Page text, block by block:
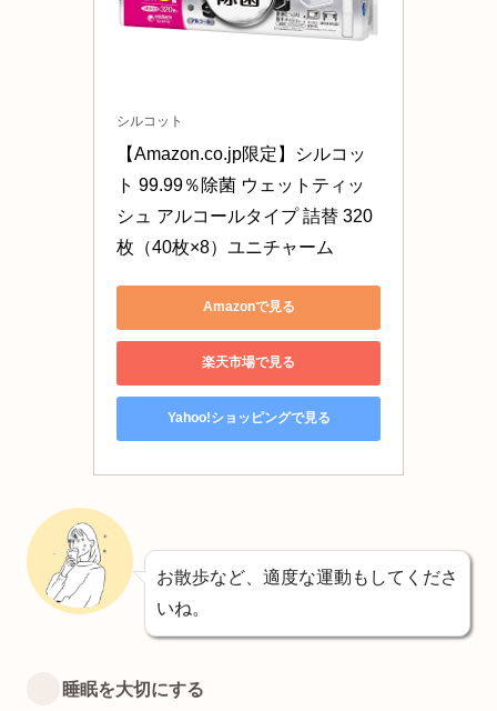
シルコット
【Amazon.co.jp限定】シルコッ
ト 99.99％除菌 ウェットティッ
シュ アルコールタイプ 詰替 320
枚（40枚×8）ユニチャーム
Amazonで見る
楽天市場で見る
Yahoo!ショッピングで見る
お散歩など、適度な運動もしてくださ
いね。
睡眠を大切にする